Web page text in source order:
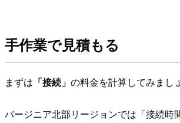
手作業で見積もる
まずは 「接続」 の料金を計算してみまし
バージニア北部リージョンでは「接続